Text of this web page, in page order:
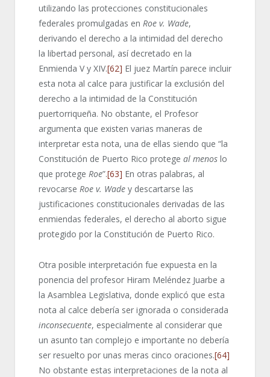
utilizando las protecciones constitucionales
federales promulgadas en Roe v. Wade,
derivando el derecho a la intimidad del derecho
la libertad personal, así decretado en la
Enmienda V y XIV.[62] El juez Martín parece incluir
esta nota al calce para justificar la exclusión del
derecho a la intimidad de la Constitución
puertorriqueña. No obstante, el Profesor
argumenta que existen varias maneras de
interpretar esta nota, una de ellas siendo que “la
Constitución de Puerto Rico protege al menoslo
que protege Roe”.[63] En otras palabras, al
revocarse Roe v. Wadey descartarse las
justificaciones constitucionales derivadas de las
enmiendas federales, el derecho al aborto sigue
protegido por la Constitución de Puerto Rico.
Otra posible interpretación fue expuesta en la
ponencia del profesor Hiram Meléndez Juarbe a
la Asamblea Legislativa, donde explicó que esta
nota al calce debería ser ignorada o considerada
inconsecuente, especialmente al considerar que
un asunto tan complejo e importante no debería
ser resuelto por unas meras cinco oraciones.[64]
No obstante estas interpretaciones de la nota al